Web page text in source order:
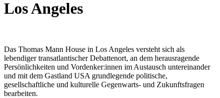
Los Angeles
Das Thomas Mann House in Los Angeles versteht sich als
lebendiger transatlantischer Debattenort, an dem herausragende
Persönlichkeiten und Vordenker:innen im Austausch untereinander
und mit dem Gastland USA grundlegende politische,
gesellschaftliche und kulturelle Gegenwarts- und Zukunftsfragen
bearbeiten.